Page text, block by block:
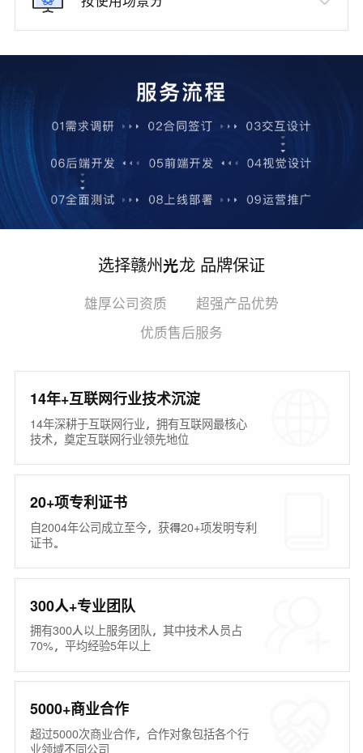
选择赣州光龙 品牌保证
雄厚公司资质
超强产品优势
优质售后服务
14年+互联网行业技术沉淀
14年深耕于互联网行业，拥有互联网最核心
技术，奠定互联网行业领先地位
20+项专利证书
自2004年公司成立至今，获得20+项发明专利
证书。
300人+专业团队
拥有300人以上服务团队，其中技术人员占
70%，平均经验5年以上
5000+商业合作
超过5000次商业合作，合作对象包括各个行
业领域不同公司